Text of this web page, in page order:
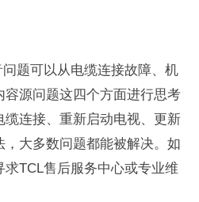
题可以从电缆连接故障、机
源问题这四个方面进行思考
连接、重新启动电视、更新
大多数问题都能被解决。如
TCL售后服务中心或专业维